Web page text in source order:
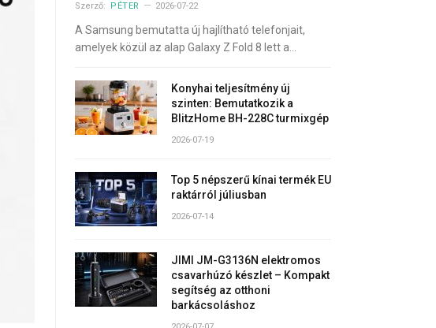
Szerző: PÉTER 2026-07-22
A Samsung bemutatta új hajlítható telefonjait,
amelyek közül az alap Galaxy Z Fold 8 lett a…
Konyhai teljesítmény új
szinten: Bemutatkozik a
BlitzHome BH-228C turmixgép
2026-07-19
Top 5 népszerű kínai termék EU
raktárról júliusban
2026-07-14
JIMI JM-G3136N elektromos
csavarhúzó készlet – Kompakt
segítség az otthoni
barkácsoláshoz